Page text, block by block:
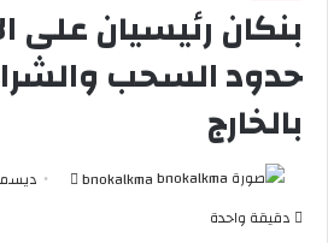
بنكان رئيسيان على
حدود السحب
بالخارج
bnokalkma ديسمبر 20,
دقيقة واحدة